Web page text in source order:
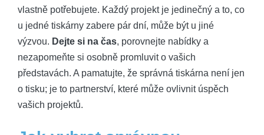
vlastně⁣ potřebujete. ‌Každý​ projekt je jedinečný⁤ a ⁢to,⁢ co
u jedné tiskárny zabere pár dní, může být ‌u jiné
výzvou. Dejte si na čas, porovnejte⁤ nabídky a
nezapomeňte si ‌osobně promluvit o⁣ vašich
představách.‌ A ​pamatujte, že správná​ tiskárna není jen‌
o tisku; je to partnerství,⁣ které může ovlivnit úspěch
vašich projektů.